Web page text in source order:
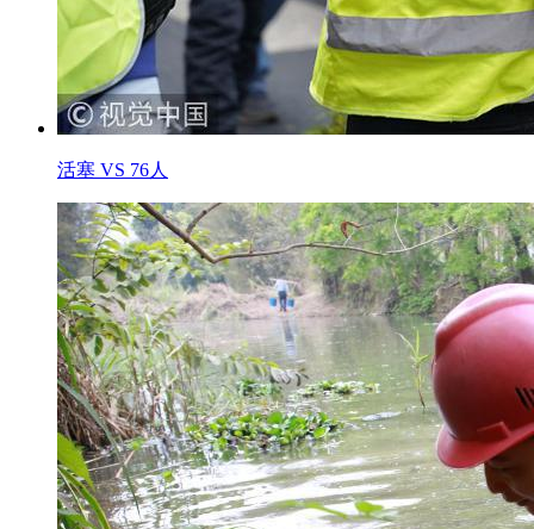
活塞 VS 76人